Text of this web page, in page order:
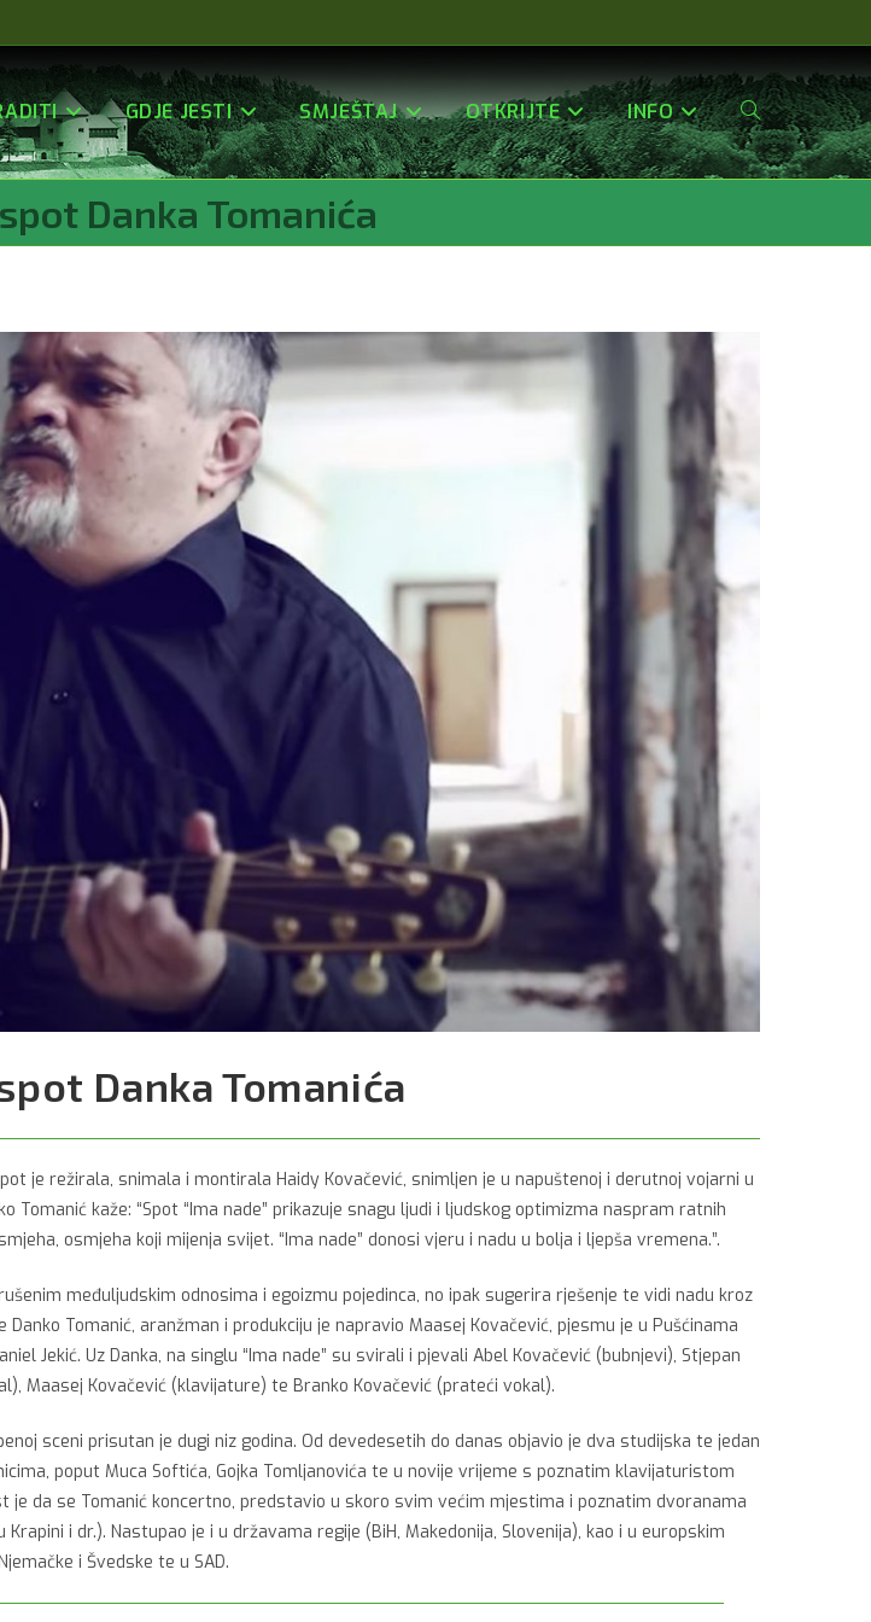
GDJE JESTI SMJEŠTAJ OTKRIJTE INFO Uključi/isključi
Stranice
Danka Tomanića
Danka Tomanića
je režirala, snimala i montirala Haidy Kovačević, snimljen je u napuštenoj i derutnoj vojarni u
Tomanić kaže: “Spot “Ima nade” prikazuje snagu ljudi i ljudskog optimizma naspram ratnih
osmjeha koji mijenja svijet. “Ima nade” donosi vjeru i nadu u bolja i ljepša vremena.”.
međuljudskim odnosima i egoizmu pojedinca, no ipak sugerira rješenje te vidi nadu kroz
Tomanić, aranžman i produkciju je napravio Maasej Kovačević, pjesmu je u Pušćinama
Jekić. Uz Danka, na singlu “Ima nade” su svirali i pjevali Abel Kovačević (bubnjevi), Stjepan
Maasej Kovačević (klavijature) te Branko Kovačević (prateći vokal).
sceni prisutan je dugi niz godina. Od devedesetih do danas objavio je dva studijska te jedan
poput Muca Softića, Gojka Tomljanovića te u novije vrijeme s poznatim klavijaturistom
je da se Tomanić koncertno, predstavio u skoro svim većim mjestima i poznatim dvoranama
i dr.). Nastupao je i u državama regije (BiH, Makedonija, Slovenija), kao i u europskim
i Švedske te u SAD.